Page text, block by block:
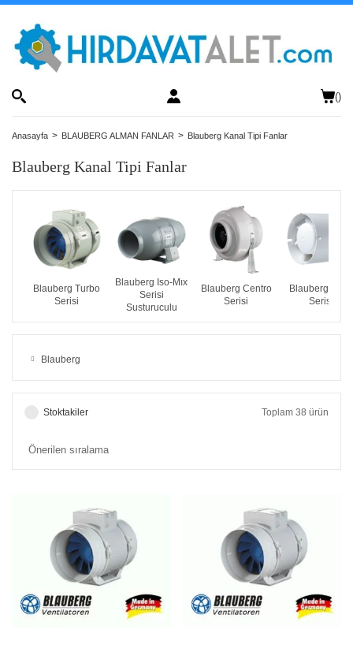
()
Anasayfa BLAUBERG ALMAN FANLAR Blauberg Kanal Tipi Fanlar
Blauberg Kanal Tipi Fanlar
Blauberg Turbo
Serisi
Blauberg Iso-Mıx
Serisi
Susturuculu
Blauberg Centro
Serisi
Blauberg Tubo
Serisi
Blauberg
Stoktakiler Toplam 38 ürün